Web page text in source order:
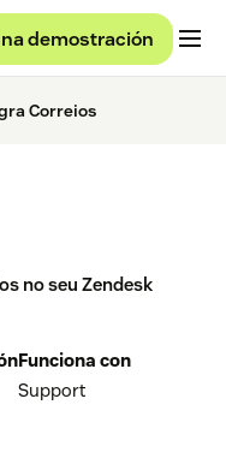
demostración
Correios
no seu Zendesk
Funciona con
Support